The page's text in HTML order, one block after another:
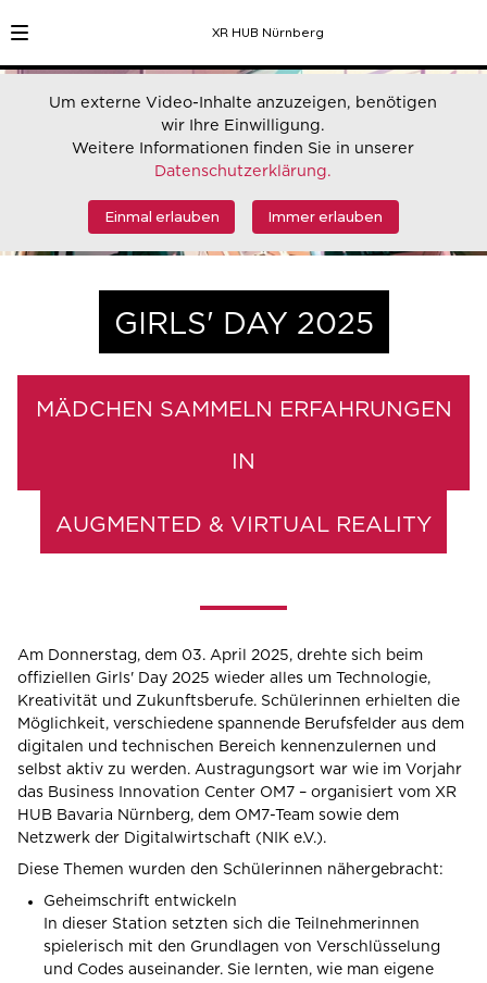
XR HUB Nürnberg
Um externe Video-Inhalte anzuzeigen, benötigen
wir Ihre Einwilligung.
Weitere Informationen finden Sie in unserer
Datenschutzerklärung.
Einmal erlauben Immer erlauben
GIRLS' DAY 2025
MÄDCHEN SAMMELN ERFAHRUNGEN
IN
AUGMENTED & VIRTUAL REALITY
Am Donnerstag, dem 03. April 2025, drehte sich beim
offiziellen Girls' Day 2025 wieder alles um Technologie,
Kreativität und Zukunftsberufe. Schülerinnen erhielten die
Möglichkeit, verschiedene spannende Berufsfelder aus dem
digitalen und technischen Bereich kennenzulernen und
selbst aktiv zu werden. Austragungsort war wie im Vorjahr
das Business Innovation Center OM7 – organisiert vom XR
HUB Bavaria Nürnberg, dem OM7-Team sowie dem
Netzwerk der Digitalwirtschaft (NIK e.V.).
Diese Themen wurden den Schülerinnen nähergebracht:
Geheimschrift entwickeln
In dieser Station setzten sich die Teilnehmerinnen
spielerisch mit den Grundlagen von Verschlüsselung
und Codes auseinander. Sie lernten, wie man eigene